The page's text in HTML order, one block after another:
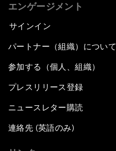
エンゲージメント
サインイン
パートナー（組織）について
参加する（個人、組織）
プレスリリース登録
ニュースレター購読
連絡先 (英語のみ)